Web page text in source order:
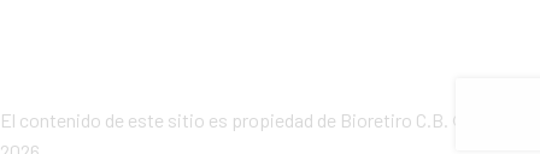
El contenido de este sitio es propiedad de Bioretiro C.B. © 2023